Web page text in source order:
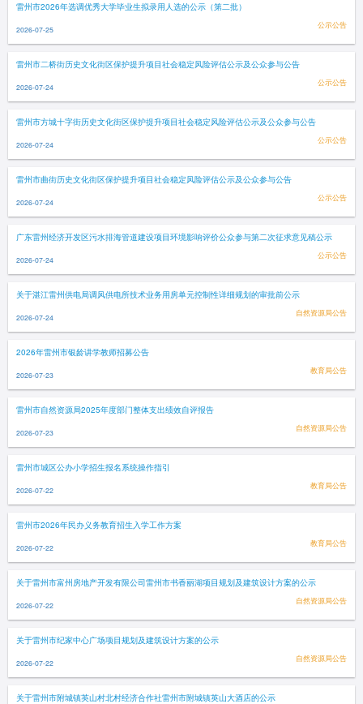
雷州市2026年选调优秀大学毕业生拟录用人选的公示（第二批）
2026-07-25 公示公告
雷州市二桥街历史文化街区保护提升项目社会稳定风险评估公示及公众参与公告
2026-07-24 公示公告
雷州市方城十字街历史文化街区保护提升项目社会稳定风险评估公示及公众参与公告
2026-07-24 公示公告
雷州市曲街历史文化街区保护提升项目社会稳定风险评估公示及公众参与公告
2026-07-24 公示公告
广东雷州经济开发区污水排海管道建设项目环境影响评价公众参与第二次征求意见稿公示
2026-07-24 公示公告
关于湛江雷州供电局调风供电所技术业务用房单元控制性详细规划的审批前公示
2026-07-24 自然资源局公告
2026年雷州市银龄讲学教师招募公告
2026-07-23 教育局公告
雷州市自然资源局2025年度部门整体支出绩效自评报告
2026-07-23 自然资源局公告
雷州市城区公办小学招生报名系统操作指引
2026-07-22 教育局公告
雷州市2026年民办义务教育招生入学工作方案
2026-07-22 教育局公告
关于雷州市富州房地产开发有限公司雷州市书香丽湖项目规划及建筑设计方案的公示
2026-07-22 自然资源局公告
关于雷州市纪家中心广场项目规划及建筑设计方案的公示
2026-07-22 自然资源局公告
关于雷州市附城镇英山村北村经济合作社雷州市附城镇英山大酒店的公示